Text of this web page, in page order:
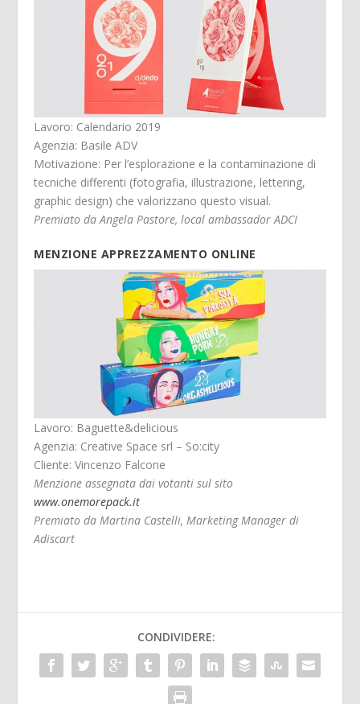
Lavoro: Calendario 2019
Agenzia: Basile ADV
Motivazione: Per l’esplorazione e la contaminazione di
tecniche differenti (fotografia, illustrazione, lettering,
graphic design) che valorizzano questo visual.
Premiato da Angela Pastore, local ambassador ADCI
MENZIONE APPREZZAMENTO ONLINE
Lavoro: Baguette&delicious
Agenzia: Creative Space srl – So:city
Cliente: Vincenzo Falcone
Menzione assegnata dai votanti sul sito
www.onemorepack.it
Premiato da Martina Castelli, Marketing Manager di
Adiscart
CONDIVIDERE: